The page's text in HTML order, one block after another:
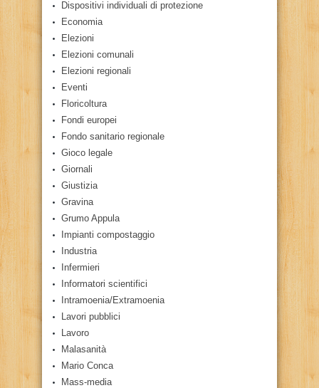
Dispositivi individuali di protezione
Economia
Elezioni
Elezioni comunali
Elezioni regionali
Eventi
Floricoltura
Fondi europei
Fondo sanitario regionale
Gioco legale
Giornali
Giustizia
Gravina
Grumo Appula
Impianti compostaggio
Industria
Infermieri
Informatori scientifici
Intramoenia/Extramoenia
Lavori pubblici
Lavoro
Malasanità
Mario Conca
Mass-media